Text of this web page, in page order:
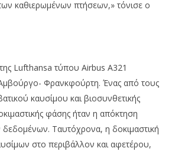
καθιερωμένων πτήσεων,» τόνισε ο
Lufthansa τύπου Airbus A321
Φρανκφούρτη. Ένας από τους
καυσίμου και βιοσυνθετικής
φάσης ήταν η απόκτηση
Ταυτόχρονα, η δοκιμαστική
στο περιβάλλον και αφετέρου,